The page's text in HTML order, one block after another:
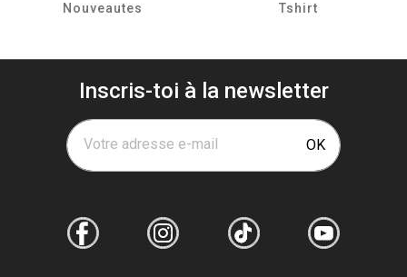
Nouveautes Tshirt
Inscris-toi à la newsletter
Votre adresse e-mail OK